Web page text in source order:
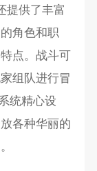
提供了丰富
角色和职
点。战斗可
组队进行冒
统精心设
各种华丽的